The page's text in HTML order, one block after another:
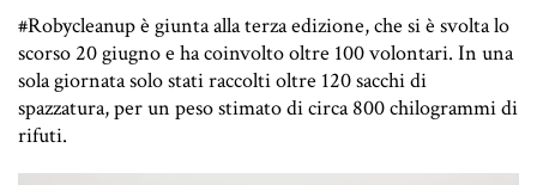
#Robycleanup è giunta alla terza edizione, che si è svolta lo
scorso 20 giugno e ha coinvolto oltre 100 volontari. In una
sola giornata solo stati raccolti oltre 120 sacchi di
spazzatura, per un peso stimato di circa 800 chilogrammi di
rifuti.